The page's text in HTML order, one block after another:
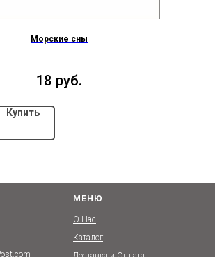
Морские сны
18 руб.
Купить
МЕНЮ
О Нас
Каталог